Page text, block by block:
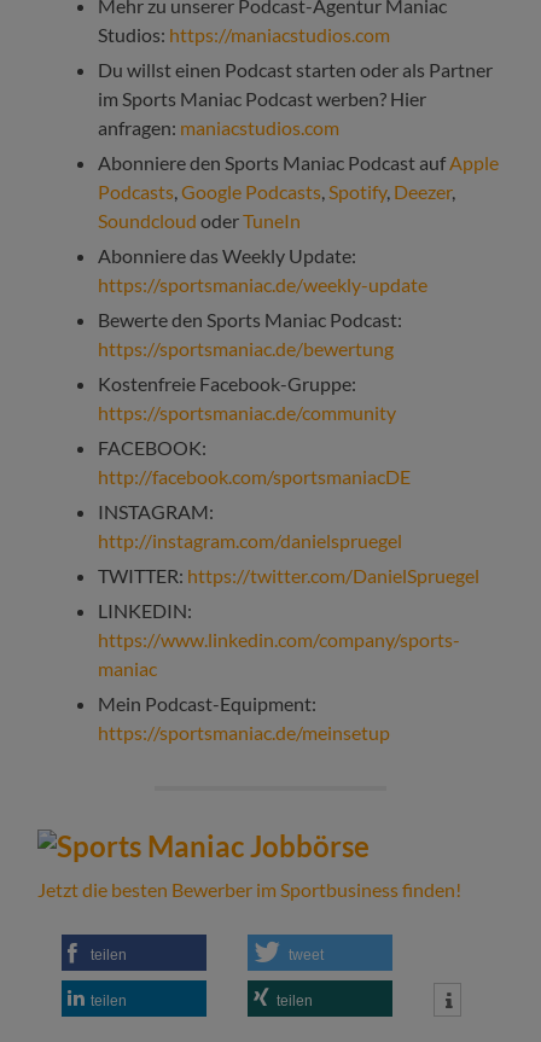
Mehr zu unserer Podcast-Agentur Maniac
Studios: https://maniacstudios.com
Du willst einen Podcast starten oder als Partner
im Sports Maniac Podcast werben? Hier
anfragen: maniacstudios.com
Abonniere den Sports Maniac Podcast aufApple
Podcasts,Google Podcasts,Spotify, Deezer,
Soundcloud oderTuneIn
Abonniere das Weekly Update:
https://sportsmaniac.de/weekly-update
Bewerte den Sports Maniac Podcast:
https://sportsmaniac.de/bewertung
Kostenfreie Facebook-Gruppe:
https://sportsmaniac.de/community
FACEBOOK:
http://facebook.com/sportsmaniacDE
INSTAGRAM:
http://instagram.com/danielspruegel
TWITTER: https://twitter.com/DanielSpruegel
LINKEDIN:
https://www.linkedin.com/company/sports-
maniac
Mein Podcast-Equipment:
https://sportsmaniac.de/meinsetup
Jetzt die besten Bewerber im Sportbusiness finden!
teilen tweet
teilen teilen